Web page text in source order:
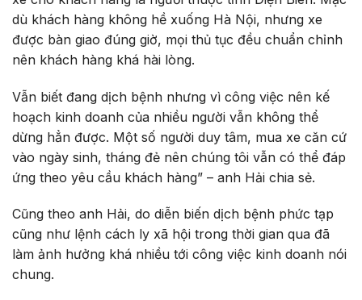
dù khách hàng không hề xuống Hà Nội, nhưng xe
được bàn giao đúng giờ, mọi thủ tục đều chuẩn chỉnh
nên khách hàng khá hài lòng.
Vẫn biết đang dịch bệnh nhưng vì công việc nên kế
hoạch kinh doanh của nhiều người vẫn không thể
dừng hẳn được. Một số người duy tâm, mua xe căn cứ
vào ngày sinh, tháng đẻ nên chúng tôi vẫn có thể đáp
ứng theo yêu cầu khách hàng” – anh Hải chia sẻ.
Cũng theo anh Hải, do diễn biến dịch bệnh phức tạp
cũng như lệnh cách ly xã hội trong thời gian qua đã
làm ảnh hưởng khá nhiều tới công việc kinh doanh nói
chung.